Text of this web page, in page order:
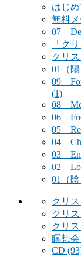
はじ
無料
07
「ク
クリ
01（
09
(1)
08
06
05
04
03
02
01（
クリ
クリ
クリ
瞑想会
CD